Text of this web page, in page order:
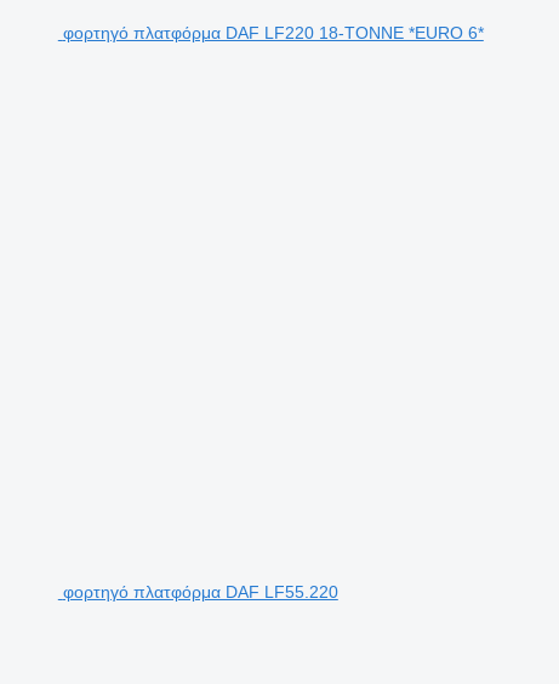
φορτηγό πλατφόρμα DAF LF220 18-TONNE *EURO 6*
φορτηγό πλατφόρμα DAF LF55.220